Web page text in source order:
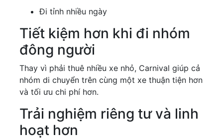
Đi tỉnh nhiều ngày
Tiết kiệm hơn khi đi nhóm
đông người
Thay vì phải thuê nhiều xe nhỏ, Carnival giúp cả
nhóm di chuyển trên cùng một xe thuận tiện hơn
và tối ưu chi phí hơn.
Trải nghiệm riêng tư và linh
hoạt hơn